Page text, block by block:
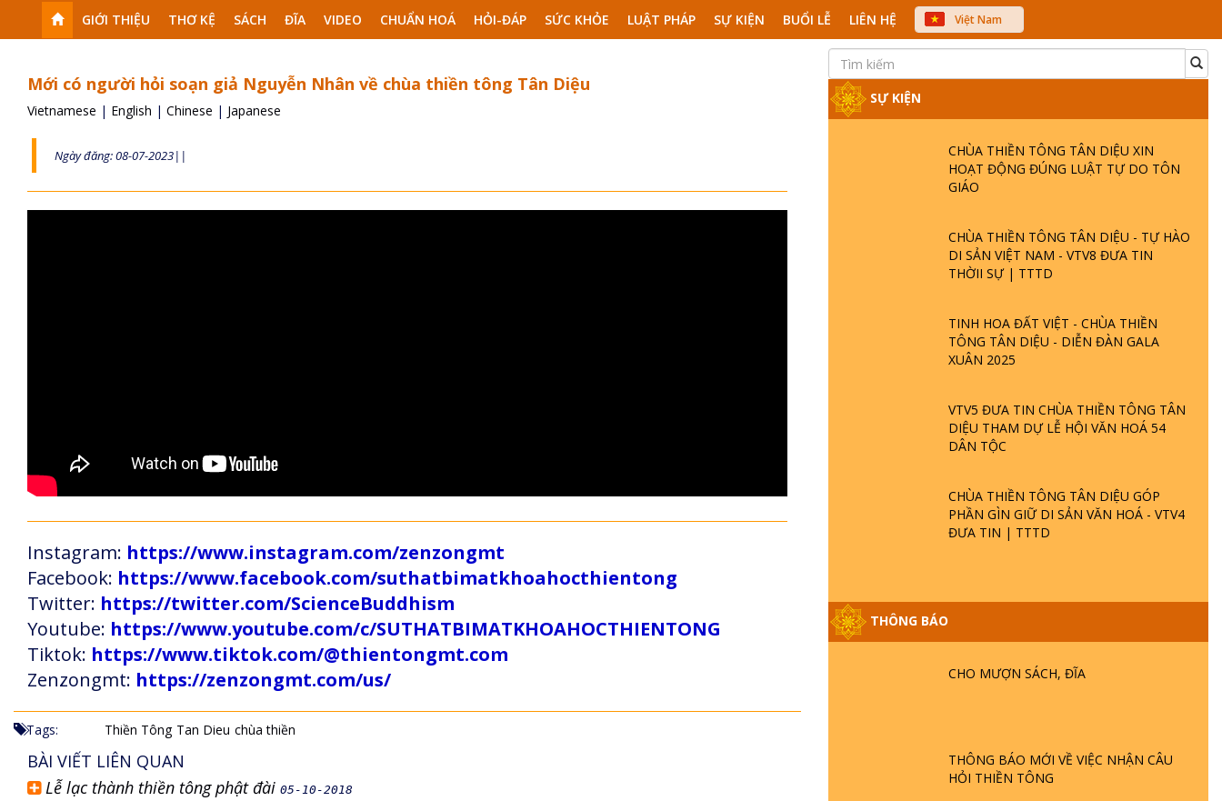
GIỚI THIỆU THƠ KỆ SÁCH ĐĨA VIDEO CHUẨN HOÁ HỎI-ĐÁP SỨC KHỎE LUẬT PHÁP SỰ KIỆN BUỔI LỄ LIÊN HỆ
Việt Nam
中文
Mới có người hỏi soạn giả Nguyễn Nhân về chùa thiền tông Tân Diệu
Vietnamese | English | Chinese | Japanese
Ngày đăng: 08-07-2023||
Instagram: https://www.instagram.com/zenzongmt
Facebook: https://www.facebook.com/suthatbimatkhoahocthientong
Twitter: https://twitter.com/ScienceBuddhism
Youtube: https://www.youtube.com/c/SUTHATBIMATKHOAHOCTHIENTONG
Tiktok: https://www.tiktok.com/@thientongmt.com
Zenzongmt: https://zenzongmt.com/us/
Tags: Thiền Tông Tan Dieu chùa thiền
BÀI VIẾT LIÊN QUAN
Lễ lạc thành thiền tông phật đài 05-10-2018
SỰ KIỆN
CHÙA THIỀN TÔNG TÂN DIỆU XIN
HOẠT ĐỘNG ĐÚNG LUẬT TỰ DO TÔN
GIÁO
CHÙA THIỀN TÔNG TÂN DIỆU - TỰ HÀO
DI SẢN VIỆT NAM - VTV8 ĐƯA TIN
THỜII SỰ | TTTD
TINH HOA ĐẤT VIỆT - CHÙA THIỀN
TÔNG TÂN DIỆU - DIỄN ĐÀN GALA
XUÂN 2025
VTV5 ĐƯA TIN CHÙA THIỀN TÔNG TÂN
DIỆU THAM DỰ LỄ HỘI VĂN HOÁ 54
DÂN TỘC
CHÙA THIỀN TÔNG TÂN DIỆU GÓP
PHẦN GÌN GIỮ DI SẢN VĂN HOÁ - VTV4
ĐƯA TIN | TTTD
THÔNG BÁO
CHO MƯỢN SÁCH, ĐĨA
THÔNG BÁO MỚI VỀ VIỆC NHẬN CÂU
HỎI THIỀN TÔNG
GIẢI ĐÁP ĐẶC BIỆT P25 - SUỐT 49 NĂM
GIẢI ĐÁP ĐẶC BIỆT P24 - TÁNH PHẬT
ĐƯỢC HÌNH THÀNH NHƯ THẾ NÀO?